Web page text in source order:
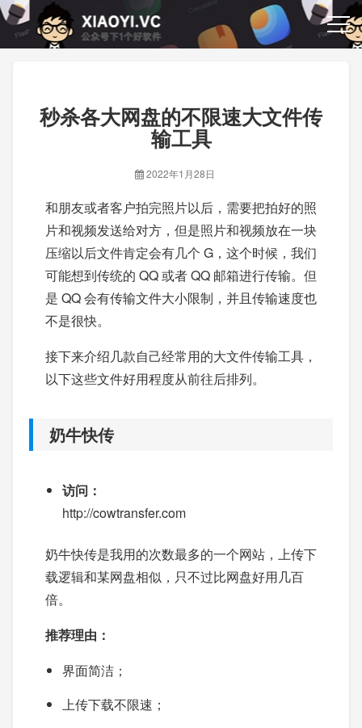
秒杀各大网盘的不限速大文件传
输工具
2022年1月28日
和朋友或者客户拍完照片以后，需要把拍好的照
片和视频发送给对方，但是照片和视频放在一块
压缩以后文件肯定会有几个 G，这个时候，我们
可能想到传统的 QQ 或者 QQ 邮箱进行传输。但
是 QQ 会有传输文件大小限制，并且传输速度也
不是很快。
接下来介绍几款自己经常用的大文件传输工具，
以下这些文件好用程度从前往后排列。
奶牛快传
访问：
http://cowtransfer.com
奶牛快传是我用的次数最多的一个网站，上传下
载逻辑和某网盘相似，只不过比网盘好用几百
倍。
推荐理由：
界面简洁；
上传下载不限速；